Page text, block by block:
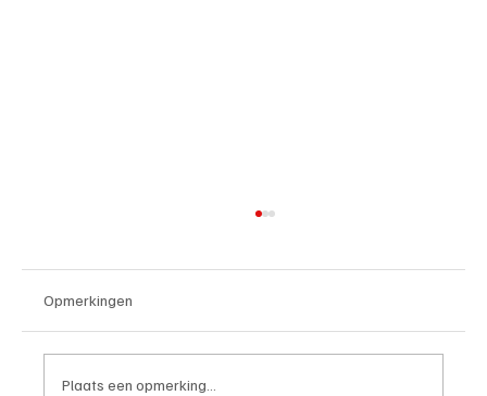
Opmerkingen
Plaats een opmerking...